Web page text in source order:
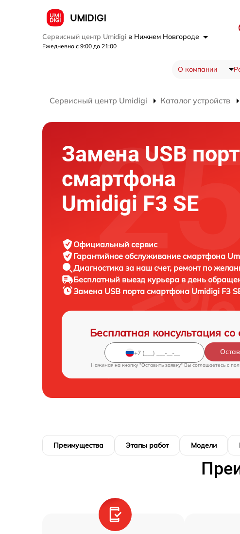
Сервисный центр Umidigi в Нижнем Новгороде
Ежедневно с 9:00 до 21:00
О компании
Сервисный центр Umidigi Каталог устройств
Замена USB
смартфона
Umidigi F3 SE
Официальный сервис
Гарантийное обслуживание смартфона
Диагностика за наш счет, ремонт по
Бесплатный выезд курьера в день
Замена USB порта смартфона Umidigi F3
Бесплатная консультация
Нажимая на кнопку "Оставить заявку" Вы соглашаетесь c
Преимущества Этапы работ Модели